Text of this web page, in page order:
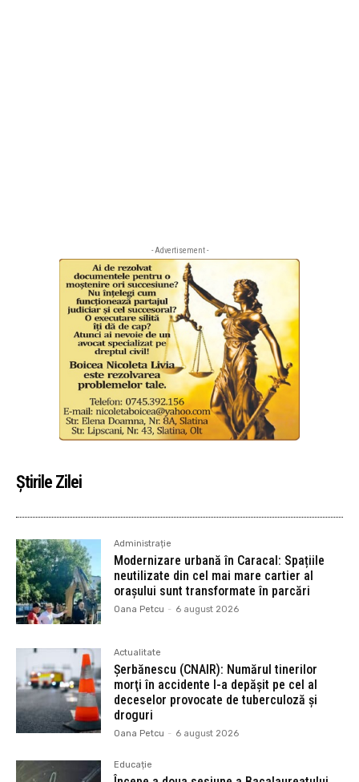
- Advertisement -
Știrile Zilei
Administrație
Modernizare urbană în Caracal: Spațiile
neutilizate din cel mai mare cartier al
orașului sunt transformate în parcări
Oana Petcu - 6 august 2026
Actualitate
Şerbănescu (CNAIR): Numărul tinerilor
morţi în accidente l-a depăşit pe cel al
deceselor provocate de tuberculoză şi
droguri
Oana Petcu - 6 august 2026
Educație